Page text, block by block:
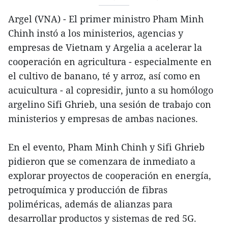
Argel (VNA) - El primer ministro Pham Minh
Chinh instó a los ministerios, agencias y
empresas de Vietnam y Argelia a acelerar la
cooperación en agricultura - especialmente en
el cultivo de banano, té y arroz, así como en
acuicultura - al copresidir, junto a su homólogo
argelino Sifi Ghrieb, una sesión de trabajo con
ministerios y empresas de ambas naciones.
En el evento, Pham Minh Chinh y Sifi Ghrieb
pidieron que se comenzara de inmediato a
explorar proyectos de cooperación en energía,
petroquímica y producción de fibras
poliméricas, además de alianzas para
desarrollar productos y sistemas de red 5G.